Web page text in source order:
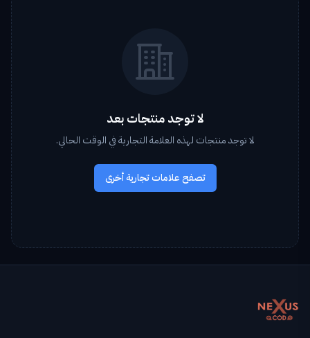
لا توجد منتجات بعد
لا توجد منتجات لهذه العلامة التجارية في الوقت الحالي.
تصفح علامات تجارية أخرى